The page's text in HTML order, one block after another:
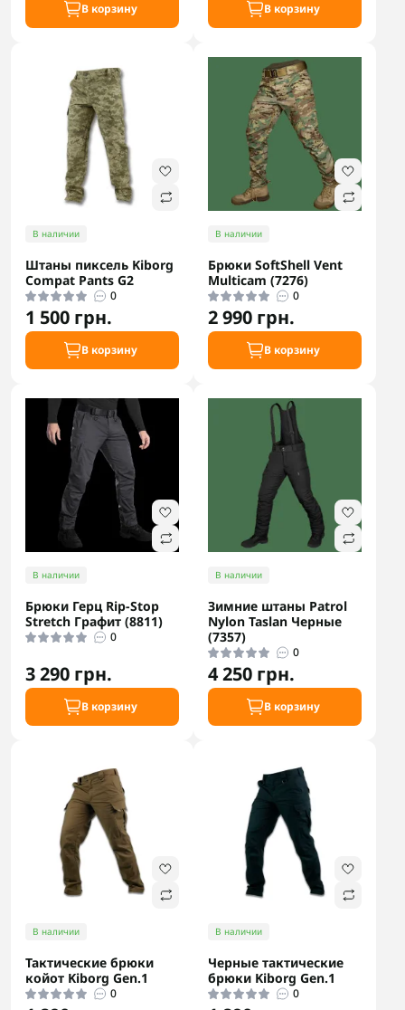
В корзину В корзину
В наличии
Штаны пиксель Kiborg
Compat Pants G2
0
1 500 грн.
В корзину
В наличии
Брюки SoftShell Vent
Multicam (7276)
0
2 990 грн.
В корзину
В наличии
Брюки Герц Rip-Stop
Stretch Графит (8811)
0
3 290 грн.
В корзину
В наличии
Зимние штаны Patrol
Nylon Taslan Черные
(7357)
0
4 250 грн.
В корзину
В наличии
Тактические брюки
койот Kiborg Gen.1
0
В наличии
Черные тактические
брюки Kiborg Gen.1
0